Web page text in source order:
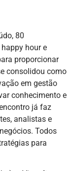
80
hour e
proporcionar
consolidou como
em gestão
conhecimento e
já faz
analistas e
Todos
para